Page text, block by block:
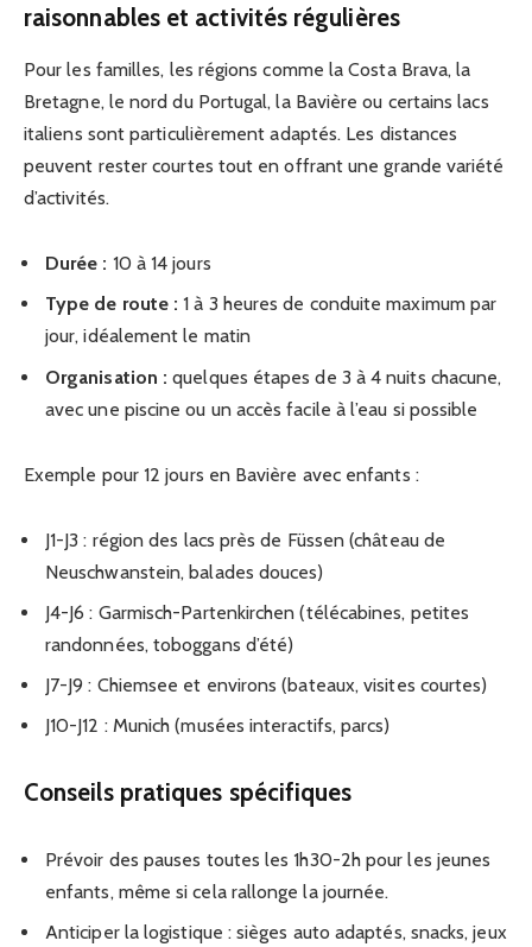
raisonnables et activités régulières
Pour les familles, les régions comme la Costa Brava, la
Bretagne, le nord du Portugal, la Bavière ou certains lacs
italiens sont particulièrement adaptés. Les distances
peuvent rester courtes tout en offrant une grande variété
d’activités.
Durée : 10 à 14 jours
Type de route : 1 à 3 heures de conduite maximum par
jour, idéalement le matin
Organisation : quelques étapes de 3 à 4 nuits chacune,
avec une piscine ou un accès facile à l’eau si possible
Exemple pour 12 jours en Bavière avec enfants :
J1-J3 : région des lacs près de Füssen (château de
Neuschwanstein, balades douces)
J4-J6 : Garmisch-Partenkirchen (télécabines, petites
randonnées, toboggans d’été)
J7-J9 : Chiemsee et environs (bateaux, visites courtes)
J10-J12 : Munich (musées interactifs, parcs)
Conseils pratiques spécifiques
Prévoir des pauses toutes les 1h30-2h pour les jeunes
enfants, même si cela rallonge la journée.
Anticiper la logistique : sièges auto adaptés, snacks, jeux